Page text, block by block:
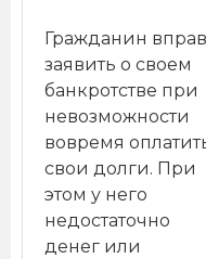
Гражданин
заявить о своем
банкротстве при
невозможности
вовремя
свои долги. При
этом у него
недостаточно
денег или